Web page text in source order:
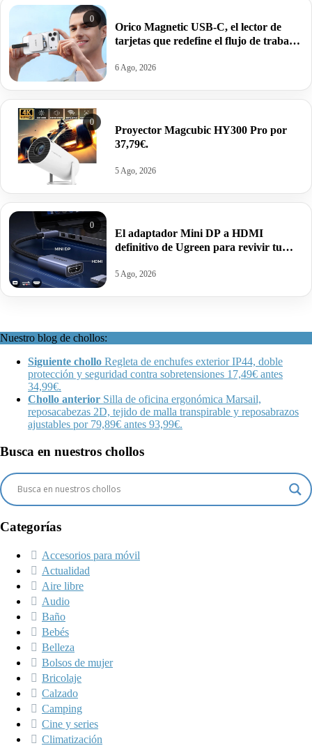
0
Orico Magnetic USB-C, el lector de
tarjetas que redefine el flujo de trabajo
6 Ago, 2026
0
Proyector Magcubic HY300 Pro por
37,79€.
5 Ago, 2026
0
El adaptador Mini DP a HDMI
definitivo de Ugreen para revivir tu
5 Ago, 2026
Nuestro blog de chollos:
Siguiente chollo Regleta de enchufes exterior IP44, doble
protección y seguridad contra sobretensiones 17,49€ antes
34,99€.
Chollo anterior Silla de oficina ergonómica Marsail,
reposacabezas 2D, tejido de malla transpirable y reposabrazos
ajustables por 79,89€ antes 93,99€.
Busca en nuestros chollos
Categorías
Accesorios para móvil
Actualidad
Aire libre
Audio
Baño
Bebés
Belleza
Bolsos de mujer
Bricolaje
Calzado
Camping
Cine y series
Climatización